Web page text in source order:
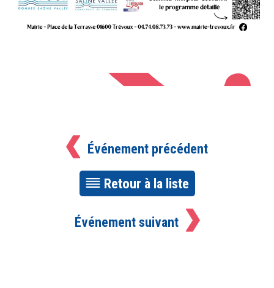
Événement précédent
Retour à la liste
Événement suivant